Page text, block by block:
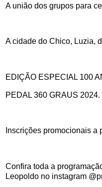
A união dos grupos para
A cidade do Chico, Luzia,
EDIÇÃO ESPECIAL 100
PEDAL 360 GRAUS 2024.
Inscrições promocionais a
Confira toda a
Leopoldo no instagram